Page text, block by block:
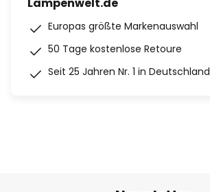
Europas größte Markenauswahl
50 Tage kostenlose Retoure
Seit 25 Jahren Nr. 1 in Deutschland